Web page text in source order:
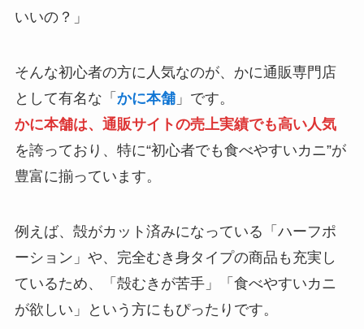
いいの？」
そんな初心者の方に人気なのが、かに通販専門店
として有名な「 かに本舗」です。
かに本舗は、通販サイトの売上実績でも高い人気
を誇っており、特に“初心者でも食べやすいカニ”が
豊富に揃っています。
例えば、殻がカット済みになっている「ハーフポ
ーション」や、完全むき身タイプの商品も充実し
ているため、「殻むきが苦手」「食べやすいカニ
が欲しい」という方にもぴったりです。